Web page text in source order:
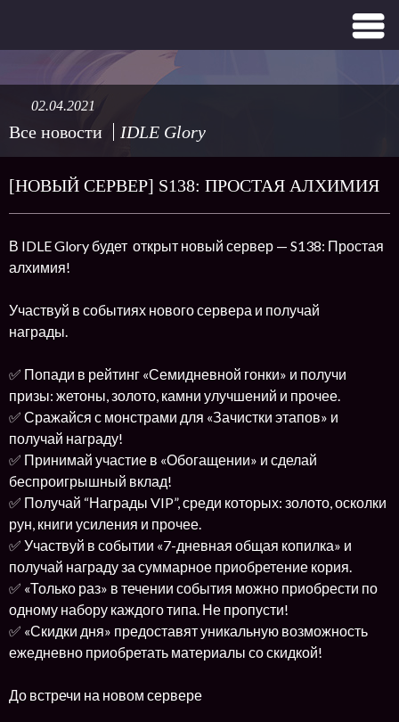
Все новости IDLE Glory
02.04.2021
[НОВЫЙ СЕРВЕР] S138: ПРОСТАЯ АЛХИМИЯ
В IDLE Glory будет открыт новый сервер — S138: Простая
алхимия!
Участвуй в событиях нового сервера и получай
награды.
✅ Попади в рейтинг «Семидневной гонки» и получи
призы: жетоны, золото, камни улучшений и прочее.
✅ Сражайся с монстрами для «Зачистки этапов» и
получай награду!
✅ Принимай участие в «Обогащении» и сделай
беспроигрышный вклад!
✅ Получай “Награды VIP”, среди которых: золото, осколки
рун, книги усиления и прочее.
✅ Участвуй в событии «7-дневная общая копилка» и
получай награду за суммарное приобретение кория.
✅ «Только раз» в течении события можно приобрести по
одному набору каждого типа. Не пропусти!
✅ «Скидки дня» предоставят уникальную возможность
ежедневно приобретать материалы со скидкой!
До встречи на новом сервере